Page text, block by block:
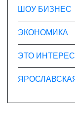
ШОУ БИЗНЕС
ЭКОНОМИКА
ЭТО